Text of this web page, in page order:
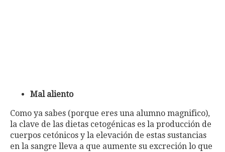
Mal aliento
Como ya sabes (porque eres una alumno magnifico),
la clave de las dietas cetogénicas es la producción de
cuerpos cetónicos y la elevación de estas sustancias
en la sangre lleva a que aumente su excreción lo que